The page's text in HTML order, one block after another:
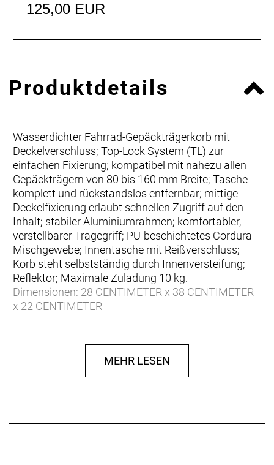
125,00 EUR
Produktdetails
Wasserdichter Fahrrad-Gepäckträgerkorb mit
Deckelverschluss; Top-Lock System (TL) zur
einfachen Fixierung; kompatibel mit nahezu allen
Gepäckträgern von 80 bis 160 mm Breite; Tasche
komplett und rückstandslos entfernbar; mittige
Deckelfixierung erlaubt schnellen Zugriff auf den
Inhalt; stabiler Aluminiumrahmen; komfortabler,
verstellbarer Tragegriff; PU-beschichtetes Cordura-
Mischgewebe; Innentasche mit Reißverschluss;
Korb steht selbstständig durch Innenversteifung;
Reflektor; Maximale Zuladung 10 kg.
Dimensionen: 28 CENTIMETER x 38 CENTIMETER
x 22 CENTIMETER
Tragfähigkeit: 10
Verschluss: Deckelverschluss
MEHR LESEN